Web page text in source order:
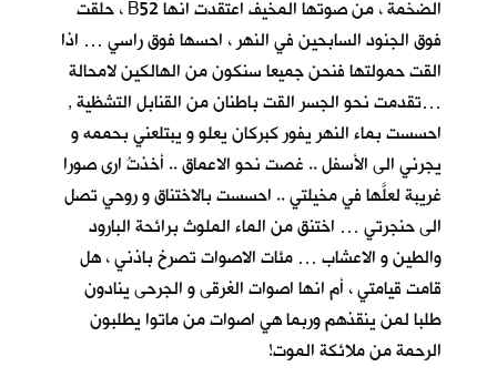
الضخمة ، من صوتها المخيف اعتقدت انها B52 ، حلقت
فوق الجنود السابحين في النهر ، احسها فوق راسي … اذا
القت حمولتها فنحن جميعا سنكون من الهالكين لامحالة
…تقدمت نحو الجسر القت باطنان من القنابل التشظية ,
احسست بماء النهر يفور كبركان يعلو و يبتلعني بحممه و
يجرني الى الأسفل .. غصت نحو الاعماق .. أخذتُ ارى صورا
غريبة لعلَّها في مخيلتي .. احسست بالاختناق و روحي تصل
الى حنجرتي … اختنق من الماء الملوث برائحة البارود
والطين و الاعشاب … مئات الاصوات تصرخ باذني ، هل
قامت قيامتي ، أم انها اصوات الغرقى و الجرحى ينادون
طلبا لمن ينقذهم وربما هي اصوات من ماتوا يطلبون
الرحمة من ملائكة الموت!